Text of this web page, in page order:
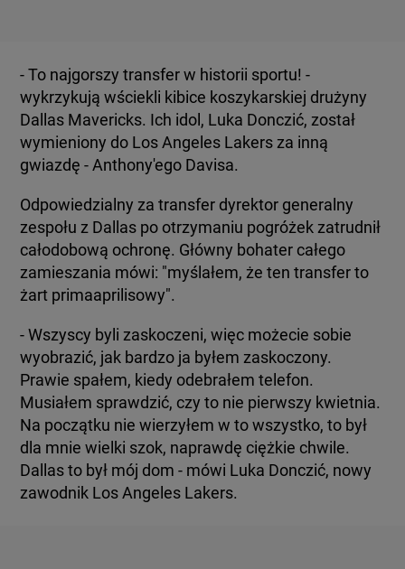
- To najgorszy transfer w historii sportu! -
wykrzykują wściekli kibice koszykarskiej drużyny
Dallas Mavericks. Ich idol, Luka Donczić, został
wymieniony do Los Angeles Lakers za inną
gwiazdę - Anthony'ego Davisa.
Odpowiedzialny za transfer dyrektor generalny
zespołu z Dallas po otrzymaniu pogróżek zatrudnił
całodobową ochronę. Główny bohater całego
zamieszania mówi: "myślałem, że ten transfer to
żart primaaprilisowy".
- Wszyscy byli zaskoczeni, więc możecie sobie
wyobrazić, jak bardzo ja byłem zaskoczony.
Prawie spałem, kiedy odebrałem telefon.
Musiałem sprawdzić, czy to nie pierwszy kwietnia.
Na początku nie wierzyłem w to wszystko, to był
dla mnie wielki szok, naprawdę ciężkie chwile.
Dallas to był mój dom - mówi Luka Donczić, nowy
zawodnik Los Angeles Lakers.